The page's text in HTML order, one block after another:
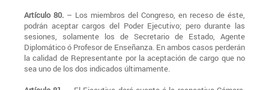
Artículo 80. – Los miembros del Congreso, en receso de éste,
podrán aceptar cargos del Poder Ejecutivo; pero durante las
sesiones, solamente los de Secretario de Estado, Agente
Diplomático ó Profesor de Enseñanza. En ambos casos perderán
la calidad de Representante por la aceptación de cargo que no
sea uno de los dos indicados últimamente.